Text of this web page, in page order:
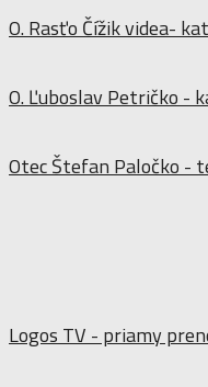
O. Rasťo Čížik videa-
O. Ľuboslav Petričko -
Otec Štefan Paločko -
Logos TV - priamy